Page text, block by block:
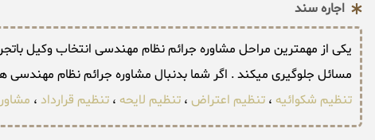
اجاره سند
یکی از مهمترین مراحل مشاوره جرائم نظام مهندسی انتخاب وکیل
مسائل جلوگیری میکند . اگر شما بدنبال مشاوره جرائم نظام
تنظیم شکوائیه ، تنظیم اعتراض ، تنظیم لایحه ، تنظیم قرارداد ،